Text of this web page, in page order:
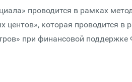
проводится в рамках
центов», которая проводится в
при финансовой поддержке